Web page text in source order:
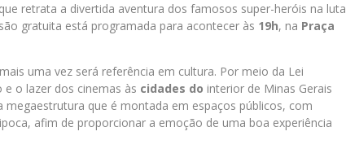
retrata a divertida aventura dos famosos super-heróis na luta
gratuita está programada para acontecer às 19h, na Praça
uma vez será referência em cultura. Por meio da Lei
o lazer dos cinemas às cidades do interior de Minas Gerais
que é montada em espaços públicos, com
afim de proporcionar a emoção de uma boa experiência